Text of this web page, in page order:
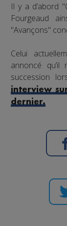
Il y a d’abord
Fourgeaud
"Avançons"
Celui
annoncé
succession
interview
dernier.